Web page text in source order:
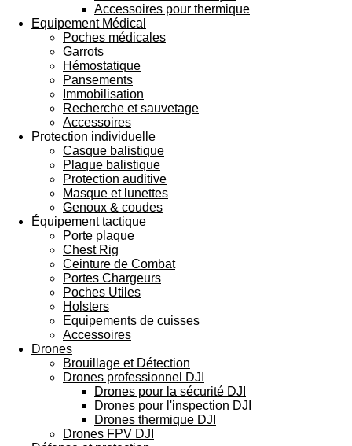
Accessoires pour thermique
Equipement Médical
Poches médicales
Garrots
Hémostatique
Pansements
Immobilisation
Recherche et sauvetage
Accessoires
Protection individuelle
Casque balistique
Plaque balistique
Protection auditive
Masque et lunettes
Genoux & coudes
Équipement tactique
Porte plaque
Chest Rig
Ceinture de Combat
Portes Chargeurs
Poches Utiles
Holsters
Equipements de cuisses
Accessoires
Drones
Brouillage et Détection
Drones professionnel DJI
Drones pour la sécurité DJI
Drones pour l'inspection DJI
Drones thermique DJI
Drones FPV DJI